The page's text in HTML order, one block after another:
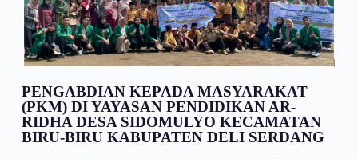
PENGABDIAN KEPADA MASYARAKAT
(PKM) DI YAYASAN PENDIDIKAN AR-
RIDHA DESA SIDOMULYO KECAMATAN
BIRU-BIRU KABUPATEN DELI SERDANG